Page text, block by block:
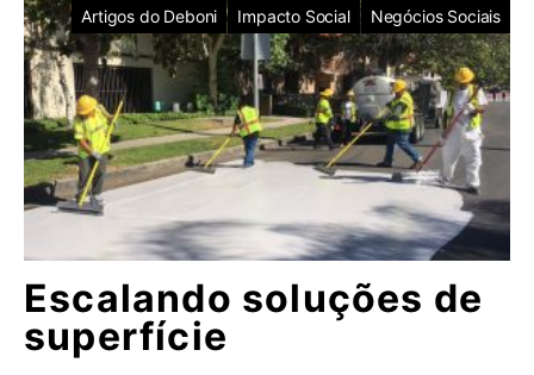
Artigos do Deboni Impacto Social Negócios Sociais
Escalando soluções de
superfície